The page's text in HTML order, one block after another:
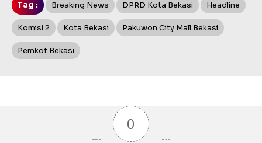
Tag : Breaking News DPRD Kota Bekasi Headline
Komisi 2 Kota Bekasi Pakuwon City Mall Bekasi
Pemkot Bekasi
0